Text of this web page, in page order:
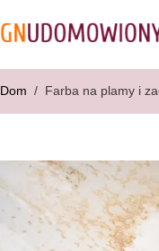
Dom / Farba na plamy i